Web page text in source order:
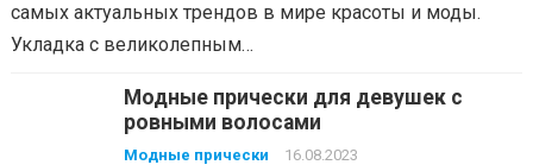
самых актуальных трендов в мире красоты и моды.
Укладка с великолепным…
Модные прически для девушек с
ровными волосами
Модные прически 16.08.2023